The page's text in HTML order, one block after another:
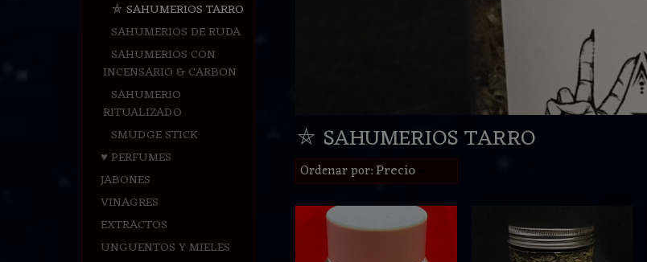
⛤ SAHUMERIOS TARRO
SAHUMERIOS DE RUDA
SAHUMERIOS CON
INCENSARIO & CARBON
SAHUMERIO
RITUALIZADO
SMUDGE STICK
♥ PERFUMES
JABONES
VINAGRES
EXTRACTOS
UNGUENTOS Y MIELES
⛤ SAHUMERIOS TARRO
Ordenar por:Precio